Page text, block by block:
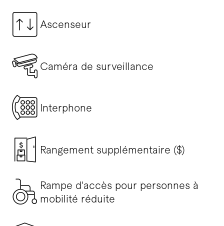
Ascenseur
Caméra de surveillance
Interphone
Rangement supplémentaire ($)
Rampe d'accès pour personnes à
mobilité réduite